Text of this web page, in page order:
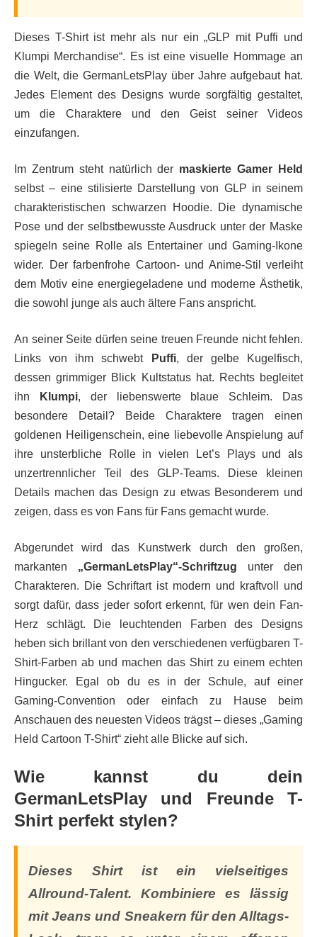
Dieses T-Shirt ist mehr als nur ein „GLP mit Puffi und
Klumpi Merchandise“. Es ist eine visuelle Hommage an
die Welt, die GermanLetsPlay über Jahre aufgebaut hat.
Jedes Element des Designs wurde sorgfältig gestaltet,
um die Charaktere und den Geist seiner Videos
einzufangen.
Im Zentrum steht natürlich der maskierte Gamer Held
selbst – eine stilisierte Darstellung von GLP in seinem
charakteristischen schwarzen Hoodie. Die dynamische
Pose und der selbstbewusste Ausdruck unter der Maske
spiegeln seine Rolle als Entertainer und Gaming-Ikone
wider. Der farbenfrohe Cartoon- und Anime-Stil verleiht
dem Motiv eine energiegeladene und moderne Ästhetik,
die sowohl junge als auch ältere Fans anspricht.
An seiner Seite dürfen seine treuen Freunde nicht fehlen.
Links von ihm schwebt
Puffi, der gelbe Kugelfisch,
dessen grimmiger Blick Kultstatus hat. Rechts begleitet
ihn
Klumpi, der liebenswerte blaue Schleim. Das
besondere Detail? Beide Charaktere tragen einen
goldenen Heiligenschein, eine liebevolle Anspielung auf
ihre unsterbliche Rolle in vielen Let’s Plays und als
unzertrennlicher Teil des GLP-Teams. Diese kleinen
Details machen das Design zu etwas Besonderem und
zeigen, dass es von Fans für Fans gemacht wurde.
Abgerundet wird das Kunstwerk durch den großen,
markanten „GermanLetsPlay“-Schriftzug unter den
Charakteren. Die Schriftart ist modern und kraftvoll und
sorgt dafür, dass jeder sofort erkennt, für wen dein Fan-
Herz schlägt. Die leuchtenden Farben des Designs
heben sich brillant von den verschiedenen verfügbaren T-
Shirt-Farben ab und machen das Shirt zu einem echten
Hingucker. Egal ob du es in der Schule, auf einer
Gaming-Convention oder einfach zu Hause beim
Anschauen des neuesten Videos trägst – dieses „Gaming
Held Cartoon T-Shirt“ zieht alle Blicke auf sich.
Wie kannst du dein
GermanLetsPlay und Freunde T-
Shirt perfekt stylen?
Dieses Shirt ist ein vielseitiges
Allround-Talent. Kombiniere es lässig
mit Jeans und Sneakern für den Alltags-